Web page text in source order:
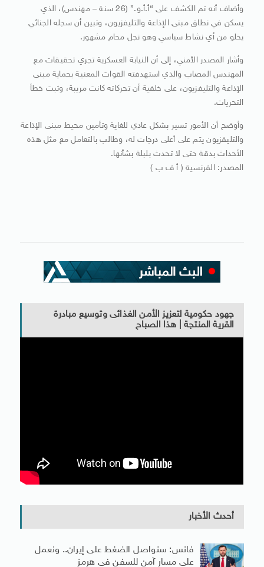
وأضاف أنه تم الكشف على “أ.أ.و.” (26 سنة – مهندس)، الذي
يسكن في نطاق مبنى الإذاعة والتليفزيون، وتبين أن سجله الجنائي
يخلو من أي نشاط سياسي وهو نجل محام مشهور.
وأشار المصدر الأمني، إلى أن النيابة العسكرية تجري تحقيقات مع
المهندس المصاب والذي استهدفته القوات المعنية بحماية مبنى
الإذاعة والتليفزيون، على خلفية أن تحركاته كانت مريبة، وثبت خطأ
التحريات.
وأوضح أن الأمور تسير بشكل عادي للغاية وتأمين محيط مبنى الإذاعة
والتليفزيون يتم على أعلى درجات له، وطالب بالتعامل مع مثل هذه
الأحداث بدقة حتى لا تحدث بلبلة بشأنها.
المصدر: الفرنسية ( أ ف ب )
جهود حكومية لتعزيز الأمن الغذائى وتوسيع مبادرة
القرية المنتجة | هذا الصباح
أحدث الأخبار
فانس: سنواصل الضغط على إيران.. ونعمل
على مسار آمن للسفن فى هرمز